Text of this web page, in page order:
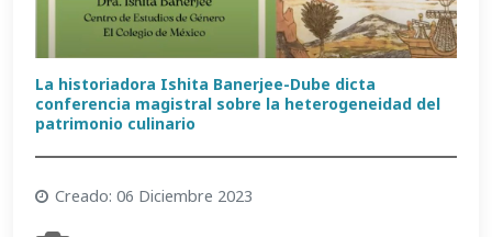
La historiadora Ishita Banerjee-Dube dicta
conferencia magistral sobre la heterogeneidad del
patrimonio culinario
Creado: 06 Diciembre 2023